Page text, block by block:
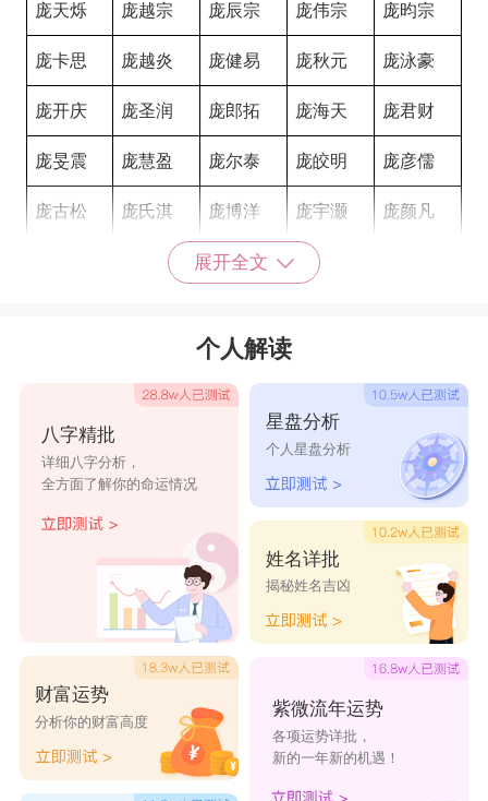
庞天烁 庞越宗 庞辰宗 庞伟宗 庞昀宗
庞卡思 庞越炎 庞健易 庞秋元 庞泳豪
庞开庆 庞圣润 庞郎拓 庞海天 庞君财
庞旻震 庞慧盈 庞尔泰 庞皎明 庞彦儒
庞古松 庞氏淇 庞博洋 庞宇灏 庞颜凡
庞郎旭 庞强翱 庞琛麒
庞海铭
展开全文
个人解读
八字精批
详细八字分析，
全方面了解你的命运情况
财富运势
分析你的财富高度
星盘分析
个人星盘分析
姓名详批
揭秘姓名吉凶
紫微流年运势
各项运势详批，
新的一年新的机遇！